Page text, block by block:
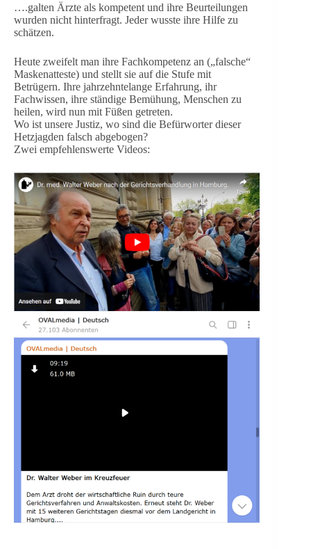
….galten Ärzte als kompetent und ihre Beurteilungen
wurden nicht hinterfragt. Jeder wusste ihre Hilfe zu
schätzen.
Heute zweifelt man ihre Fachkompetenz an („falsche“
Maskenatteste) und stellt sie auf die Stufe mit
Betrügern. Ihre jahrzehntelange Erfahrung, ihr
Fachwissen, ihre ständige Bemühung, Menschen zu
heilen, wird nun mit Füßen getreten.
Wo ist unsere Justiz, wo sind die Befürworter dieser
Hetzjagden falsch abgebogen?
Zwei empfehlenswerte Videos: